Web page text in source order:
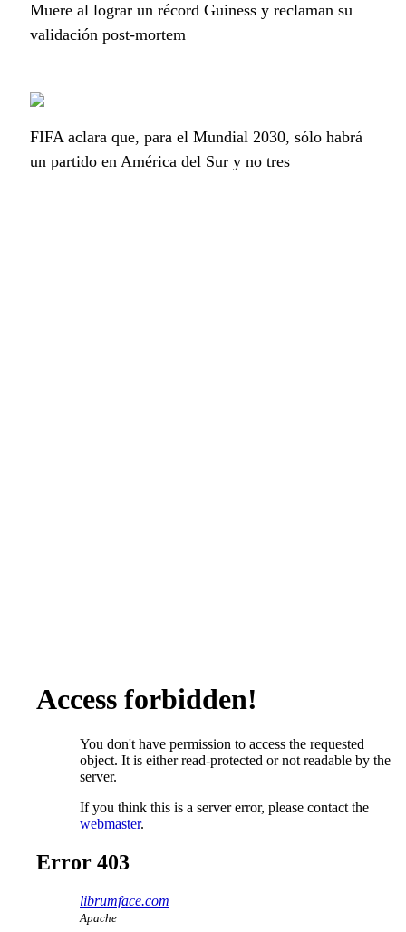
Muere al lograr un récord Guiness y reclaman su
validación post-mortem
FIFA aclara que, para el Mundial 2030, sólo habrá
un partido en América del Sur y no tres